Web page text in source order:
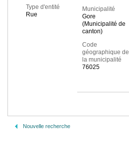
Type d'entité
Rue
Municipalité
Gore
(Municipalité de
canton)
Code
géographique de
la municipalité
76025
Nouvelle recherche